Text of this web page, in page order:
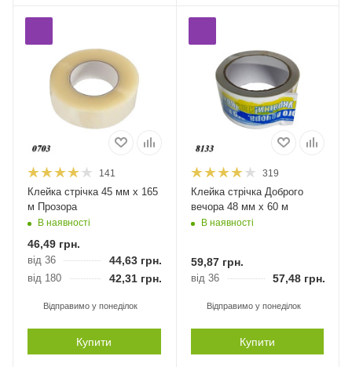
141
Клейка стрічка 45 мм х 165
м Прозора
В наявності
46,49 грн.
від 36 44,63 грн.
від 180 42,31 грн.
Відправимо у понеділок
Купити
319
Клейка стрічка Доброго
вечора 48 мм х 60 м
В наявності
59,87грн.
від 36 57,48грн.
Відправимо у понеділок
Купити